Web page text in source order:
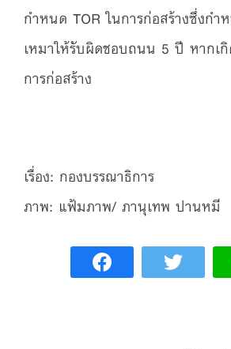
กำหนด TOR ในการก่อสร้างซึ่งกำ
เหมาให้รับผิดชอบถนน 5 ปี หากเกิ
การก่อสร้าง
เรื่อง: กองบรรณาธิการ
ภาพ: แฟ้มภาพ/ ภานุเทพ ปานหมี